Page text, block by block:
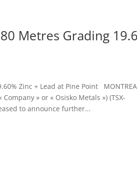
Metres Grading
Zinc + Lead at Pine Point
» or « Osisko Metals ») (TSX-
to announce further...